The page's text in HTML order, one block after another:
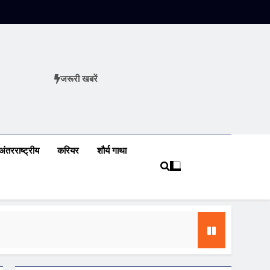
जरूरी खबरें
करियर शौर्य गाथा